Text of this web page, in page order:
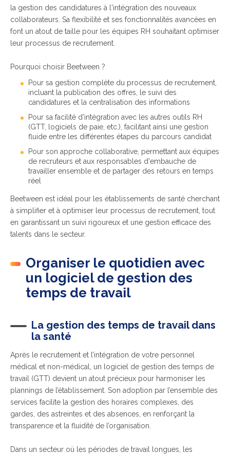
la gestion des candidatures à l'intégration des nouveaux
collaborateurs. Sa flexibilité et ses fonctionnalités avancées en
font un atout de taille pour les équipes RH souhaitant optimiser
leur processus de recrutement.
Pourquoi choisir Beetween ?
Pour sa gestion complète du processus de recrutement,
incluant la publication des offres, le suivi des
candidatures et la centralisation des informations
Pour sa facilité d'intégration avec les autres outils RH
(GTT, logiciels de paie, etc.), facilitant ainsi une gestion
fluide entre les différentes étapes du parcours candidat
Pour son approche collaborative, permettant aux équipes
de recruteurs et aux responsables d'embauche de
travailler ensemble et de partager des retours en temps
réel
Beetween est idéal pour les établissements de santé cherchant
à simplifier et à optimiser leur processus de recrutement, tout
en garantissant un suivi rigoureux et une gestion efficace des
talents dans le secteur.
Organiser le quotidien avec
un logiciel de gestion des
temps de travail
La gestion des temps de travail dans
la santé
Après le recrutement et l’intégration de votre personnel
médical et non-médical, un logiciel de gestion des temps de
travail (GTT) devient un atout précieux pour harmoniser les
plannings de l’établissement. Son adoption par l’ensemble des
services facilite la gestion des horaires complexes, des
gardes, des astreintes et des absences, en renforçant la
transparence et la fluidité de l’organisation.
Dans un secteur où les périodes de travail longues, les